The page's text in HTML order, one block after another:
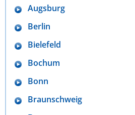
Augsburg
Berlin
Bielefeld
Bochum
Bonn
Braunschweig